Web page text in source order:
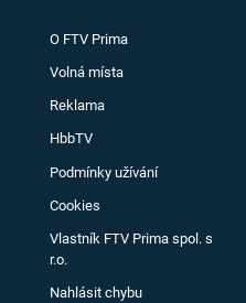
O FTV Prima
Volná místa
Reklama
HbbTV
Podmínky užívání
Cookies
Vlastník FTV Prima spol. s
r.o.
Nahlásit chybu